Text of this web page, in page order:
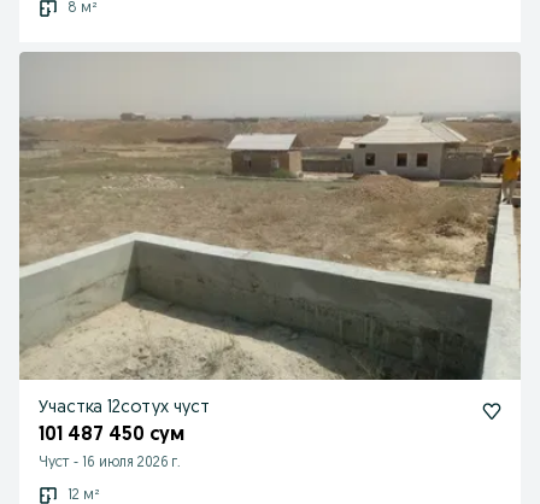
8 м²
Участка 12сотух чуст
101 487 450 сум
Чуст - 16 июля 2026 г.
12 м²